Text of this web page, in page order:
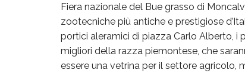
Fiera nazionale del Bue grasso di
zootecniche più antiche e prestigiose
portici aleramici di piazza Carlo Alberto, i
migliori della razza piemontese, che
essere una vetrina per il settore agricolo,